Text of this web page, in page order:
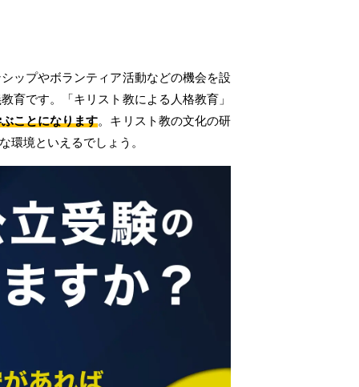
ップやボランティア活動などの機会を設
育です。「キリスト教による人格教育」
ことになります。キリスト教の文化の研
環境といえるでしょう。